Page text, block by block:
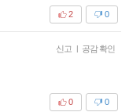
0
2
신고 | 공감 확인
0
0